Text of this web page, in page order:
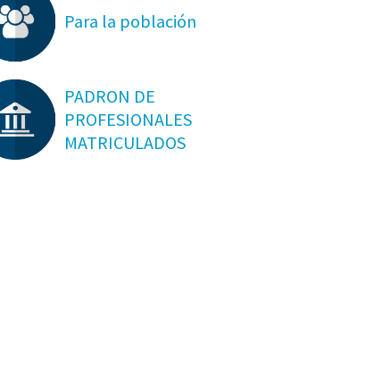
Para la población
PADRON DE
PROFESIONALES
MATRICULADOS